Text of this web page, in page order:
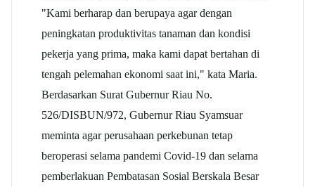
"Kami berharap dan berupaya agar dengan
peningkatan produktivitas tanaman dan kondisi
pekerja yang prima, maka kami dapat bertahan di
tengah pelemahan ekonomi saat ini," kata Maria.
Berdasarkan Surat Gubernur Riau No.
526/DISBUN/972, Gubernur Riau Syamsuar
meminta agar perusahaan perkebunan tetap
beroperasi selama pandemi Covid-19 dan selama
pemberlakuan Pembatasan Sosial Berskala Besar